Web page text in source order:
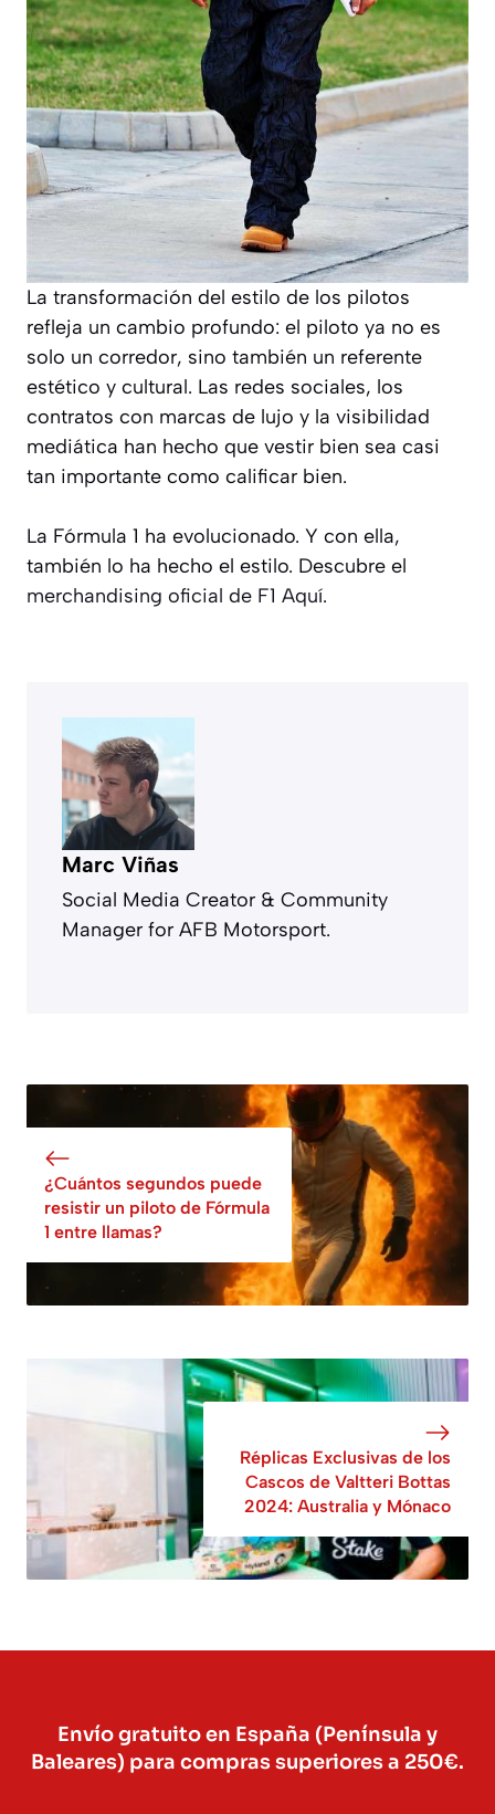
La transformación del estilo de los pilotos
refleja un cambio profundo: el piloto ya no es
solo un corredor, sino también un referente
estético y cultural. Las redes sociales, los
contratos con marcas de lujo y la visibilidad
mediática han hecho que vestir bien sea casi
tan importante como calificar bien.
La Fórmula 1 ha evolucionado. Y con ella,
también lo ha hecho el estilo. Descubre el
merchandising oficial de F1 Aquí.
Marc Viñas
Social Media Creator & Community
Manager for AFB Motorsport.
¿Cuántos segundos puede
resistir un piloto de Fórmula
1 entre llamas?
Réplicas Exclusivas de los
Cascos de Valtteri Bottas
2024: Australia y Mónaco
Envío gratuito en España (Península y
Baleares) para compras superiores a 250€.